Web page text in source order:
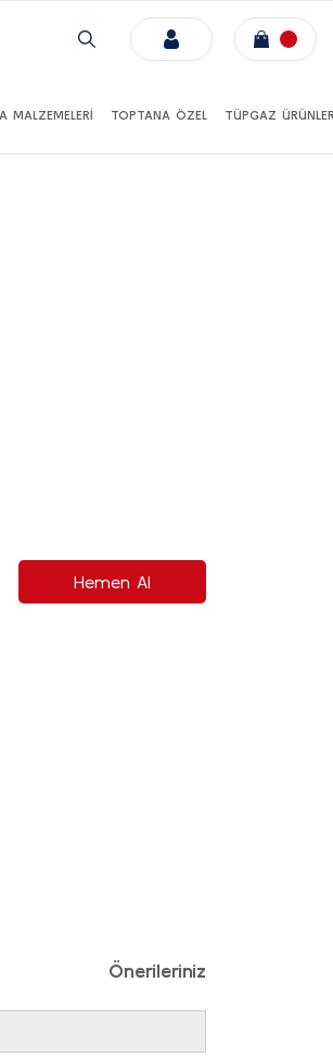
MALZEMELERİ TOPTANA ÖZEL TÜPGAZ
Hemen Al
Önerileriniz